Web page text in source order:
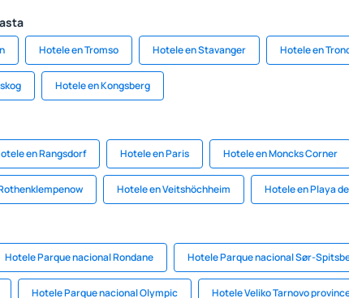
Hotele en Tromso Hotele en Stavanger Hotele en
Hotele en Kongsberg
en Rangsdorf Hotele en Paris Hotele en Moncks Corner
Hotele en Veitshöchheim Hotele en Playa
Hotele Parque nacional Rondane Hotele Parque nacional Sør-
Hotele Parque nacional Olympic Hotele Veliko Tarnovo